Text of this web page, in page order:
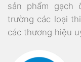
sản phẩm
trường các loại
các thương hiệu